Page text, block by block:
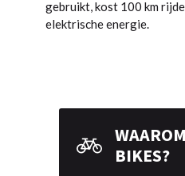
gebruikt, kost 100 km
elektrische energie.
BIKES?